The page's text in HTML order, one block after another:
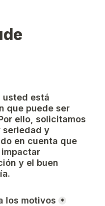
usted está
que puede ser
ello, solicitamos
seriedad y
en cuenta que
y el buen
los motivos *